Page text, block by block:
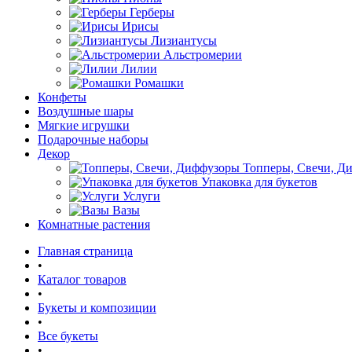
Герберы
Ирисы
Лизиантусы
Альстромерии
Лилии
Ромашки
Конфеты
Воздушные шары
Мягкие игрушки
Подарочные наборы
Декор
Топперы, Свечи,
Упаковка для букетов
Услуги
Вазы
Комнатные растения
Главная страница
•
Каталог товаров
•
Букеты и композиции
•
Все букеты